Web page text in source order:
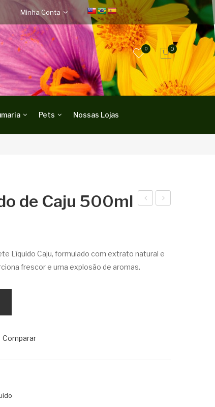
Minha Conta
0
0
Pets Nossas Lojas
Líq
Líq
de Caju 500ml
Líquido Caju, formulado com extrato natural e
frescor e uma explosão de aromas.
Comparar